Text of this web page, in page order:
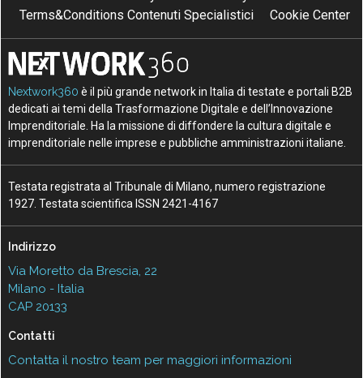
Terms&Conditions Contenuti Specialistici
Cookie Center
Nextwork360 è il più grande network in Italia di testate e portali B2B
dedicati ai temi della Trasformazione Digitale e dell’Innovazione
Imprenditoriale. Ha la missione di diffondere la cultura digitale e
imprenditoriale nelle imprese e pubbliche amministrazioni italiane.
Testata registrata al Tribunale di Milano, numero registrazione
1927. Testata scientifica ISSN 2421-4167
Indirizzo
Via Moretto da Brescia, 22
Milano - Italia
CAP 20133
Contatti
Contatta il nostro team per maggiori informazioni